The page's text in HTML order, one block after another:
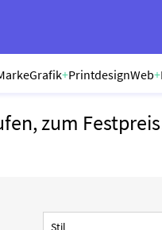
Grafik+PrintdesignWeb+
zum